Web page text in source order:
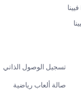
تسجيل الوصول الذاتي
صالة ألعاب رياضية